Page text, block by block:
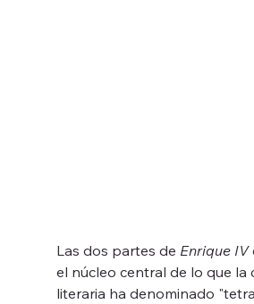
Las dos partes de Enrique IV
el núcleo central de lo que la
literaria ha denominado